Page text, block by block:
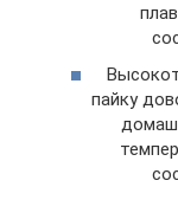
пайку